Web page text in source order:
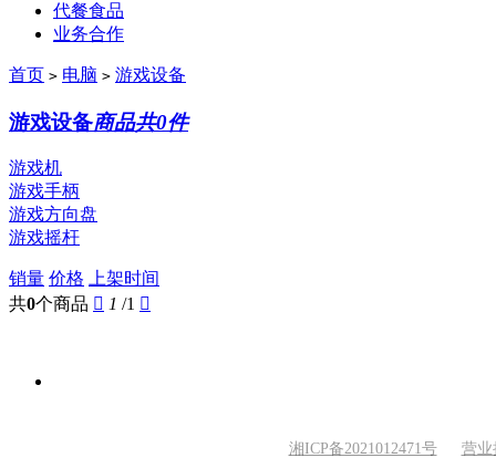
代餐食品
业务合作
首页 > 电脑 > 游戏设备
游戏设备商品共0件
游戏机
游戏手柄
游戏方向盘
游戏摇杆
销量 价格 上架时间
共0个商品  1 /1 
湘ICP备2021012471号 营业